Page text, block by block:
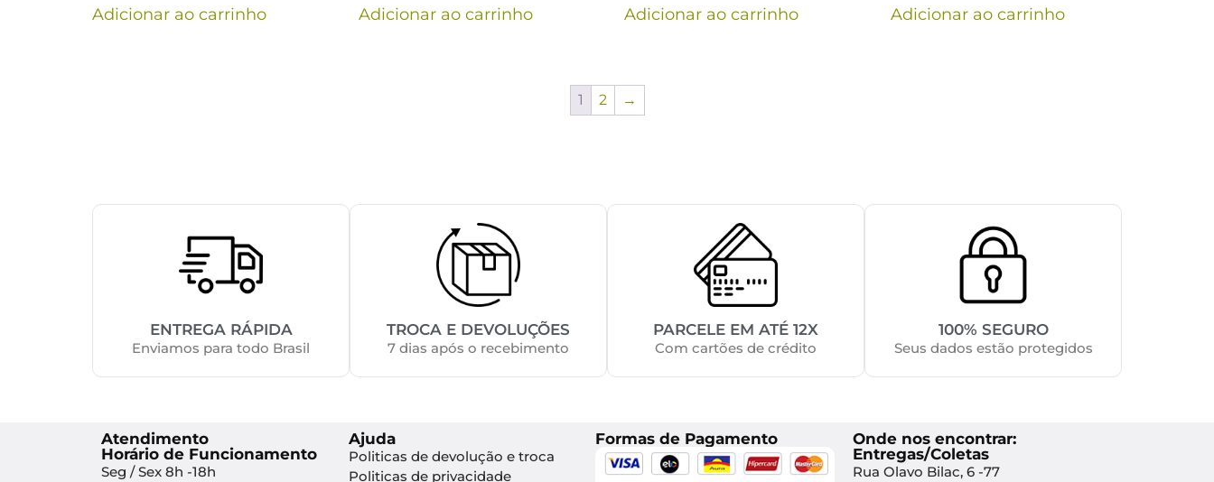
Adicionar ao carrinho Adicionar ao carrinho Adicionar ao carrinho Adicionar ao carrinho
1 2 →
ENTREGA RÁPIDA
Enviamos para todo Brasil
TROCA E DEVOLUÇÕES
7 dias após o recebimento
PARCELE EM ATÉ 12X
Com cartões de crédito
100% SEGURO
Seus dados estão protegidos
Atendimento
Horário de Funcionamento
Seg / Sex 8h -18h
Ajuda
Politicas de devolução e troca
Politicas de privacidade
Formas de Pagamento
Onde nos encontrar:
Entregas/Coletas
Rua Olavo Bilac, 6 -77